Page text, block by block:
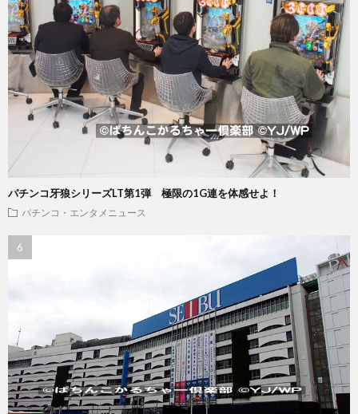
パチンコ牙狼シリーズLT第1弾 極限の1G連を体感せよ！
パチンコ・エンタメニュース